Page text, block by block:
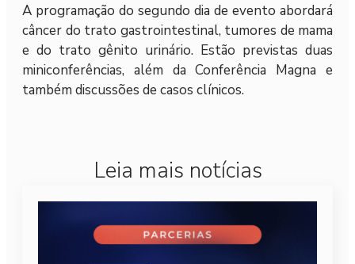
A programação do segundo dia de evento abordará
câncer do trato gastrointestinal, tumores de mama
e do trato gênito urinário. Estão previstas duas
miniconferências, além da Conferência Magna e
também discussões de casos clínicos.
Leia mais notícias